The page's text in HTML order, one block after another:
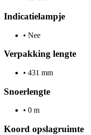
Indicatielampje
• Nee
Verpakking lengte
• 431 mm
Snoerlengte
• 0 m
Koord opslagruimte